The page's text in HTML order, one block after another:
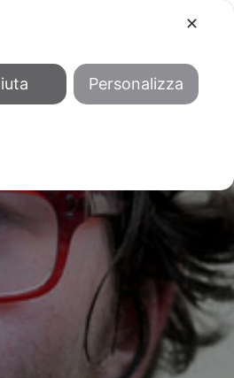
✕
Personalizza